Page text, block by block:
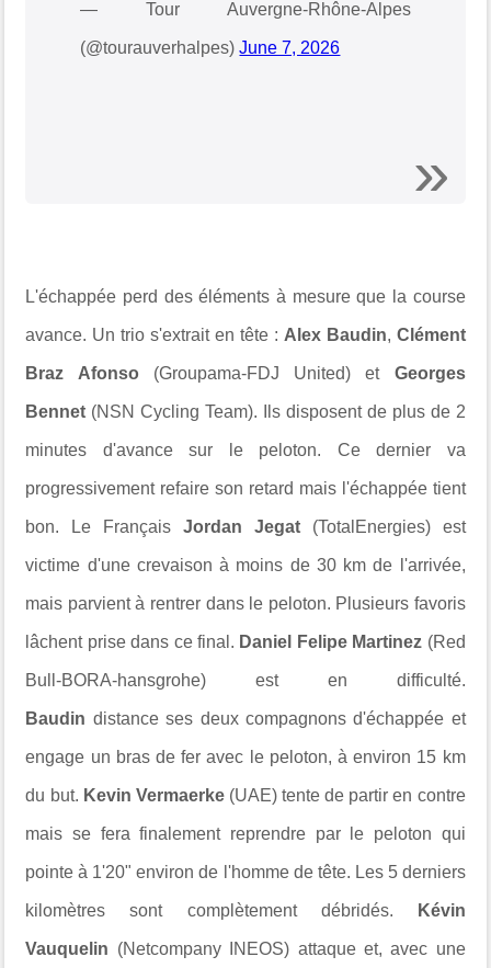
— Tour Auvergne-Rhône-Alpes
(@tourauverhalpes)June 7, 2026
L'échappée perd des éléments à mesure que la course
avance. Un trio s'extrait en tête : Alex Baudin, Clément
Braz Afonso (Groupama-FDJ United) et Georges
Bennet (NSN Cycling Team). Ils disposent de plus de 2
minutes d'avance sur le peloton. Ce dernier va
progressivement refaire son retard mais l'échappée tient
bon. Le Français Jordan Jegat(TotalEnergies) est
victime d'une crevaison à moins de 30 km de l'arrivée,
mais parvient à rentrer dans le peloton. Plusieurs favoris
lâchent prise dans ce final. Daniel Felipe Martinez (Red
Bull-BORA-hansgrohe) est en difficulté.
Baudin distance ses deux compagnons d'échappée et
engage un bras de fer avec le peloton, à environ 15 km
du but. Kevin Vermaerke(UAE) tente de partir en contre
mais se fera finalement reprendre par le peloton qui
pointe à 1'20" environ de l'homme de tête. Les 5 derniers
kilomètres sont complètement débridés. Kévin
Vauquelin (Netcompany INEOS) attaque et, avec une